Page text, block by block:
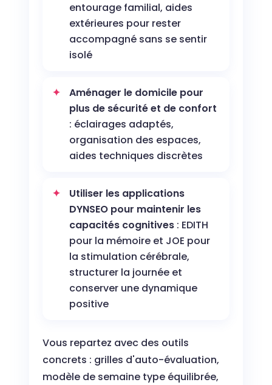
entourage familial, aides
extérieures pour rester
accompagné sans se sentir
isolé
Aménager le domicile pour
plus de sécurité et de confort
: éclairages adaptés,
organisation des espaces,
aides techniques discrètes
Utiliser les applications
DYNSEO pour maintenir les
capacités cognitives : EDITH
pour la mémoire et JOE pour
la stimulation cérébrale,
structurer la journée et
conserver une dynamique
positive
Vous repartez avec des outils
concrets : grilles d'auto-évaluation,
modèle de semaine type équilibrée,